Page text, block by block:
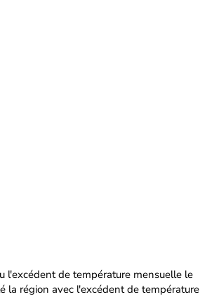
l'excédent de température mensuelle le
la région avec l'excédent de température